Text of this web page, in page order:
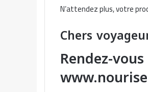
N’attendez plus, votre
Chers
Rendez-